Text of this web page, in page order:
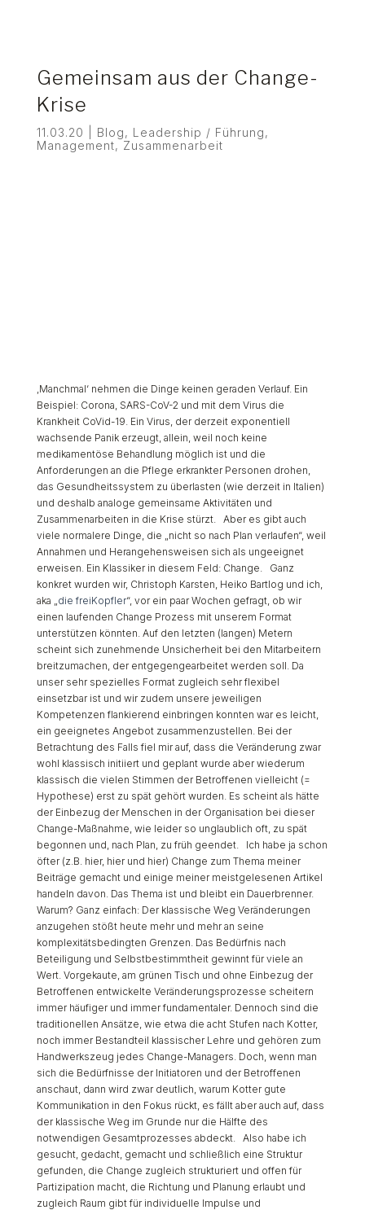
Gemeinsam aus der Change-
Krise
11.03.20 Blog, Leadership / Führung,
Management, Zusammenarbeit
‚Manchmal‘ nehmen die Dinge keinen geraden Verlauf. Ein
Beispiel: Corona, SARS-CoV-2 und mit dem Virus die
Krankheit CoVid-19. Ein Virus, der derzeit exponentiell
wachsende Panik erzeugt, allein, weil noch keine
medikamentöse Behandlung möglich ist und die
Anforderungen an die Pflege erkrankter Personen drohen,
das Gesundheitssystem zu überlasten (wie derzeit in Italien)
und deshalb analoge gemeinsame Aktivitäten und
Zusammenarbeiten in die Krise stürzt. Aber es gibt auch
viele normalere Dinge, die „nicht so nach Plan verlaufen“, weil
Annahmen und Herangehensweisen sich als ungeeignet
erweisen. Ein Klassiker in diesem Feld: Change. Ganz
konkret wurden wir, Christoph Karsten, Heiko Bartlog und ich,
aka „ die freiKopfler“, vor ein paar Wochen gefragt, ob wir
einen laufenden Change Prozess mit unserem Format
unterstützen könnten. Auf den letzten (langen) Metern
scheint sich zunehmende Unsicherheit bei den Mitarbeitern
breitzumachen, der entgegengearbeitet werden soll. Da
unser sehr spezielles Format zugleich sehr flexibel
einsetzbar ist und wir zudem unsere jeweiligen
Kompetenzen flankierend einbringen konnten war es leicht,
ein geeignetes Angebot zusammenzustellen. Bei der
Betrachtung des Falls fiel mir auf, dass die Veränderung zwar
wohl klassisch initiiert und geplant wurde aber wiederum
klassisch die vielen Stimmen der Betroffenen vielleicht (=
Hypothese) erst zu spät gehört wurden. Es scheint als hätte
der Einbezug der Menschen in der Organisation bei dieser
Change-Maßnahme, wie leider so unglaublich oft, zu spät
begonnen und, nach Plan, zu früh geendet. Ich habe ja schon
öfter (z.B. hier, hier und hier) Change zum Thema meiner
Beiträge gemacht und einige meiner meistgelesenen Artikel
handeln davon. Das Thema ist und bleibt ein Dauerbrenner.
Warum? Ganz einfach: Der klassische Weg Veränderungen
anzugehen stößt heute mehr und mehr an seine
komplexitätsbedingten Grenzen. Das Bedürfnis nach
Beteiligung und Selbstbestimmtheit gewinnt für viele an
Wert. Vorgekaute, am grünen Tisch und ohne Einbezug der
Betroffenen entwickelte Veränderungsprozesse scheitern
immer häufiger und immer fundamentaler. Dennoch sind die
traditionellen Ansätze, wie etwa die acht Stufen nach Kotter,
noch immer Bestandteil klassischer Lehre und gehören zum
Handwerkszeug jedes Change-Managers. Doch, wenn man
sich die Bedürfnisse der Initiatoren und der Betroffenen
anschaut, dann wird zwar deutlich, warum Kotter gute
Kommunikation in den Fokus rückt, es fällt aber auch auf, dass
der klassische Weg im Grunde nur die Hälfte des
notwendigen Gesamtprozesses abdeckt. Also habe ich
gesucht, gedacht, gemacht und schließlich eine Struktur
gefunden, die Change zugleich strukturiert und offen für
Partizipation macht, die Richtung und Planung erlaubt und
zugleich Raum gibt für individuelle Impulse und